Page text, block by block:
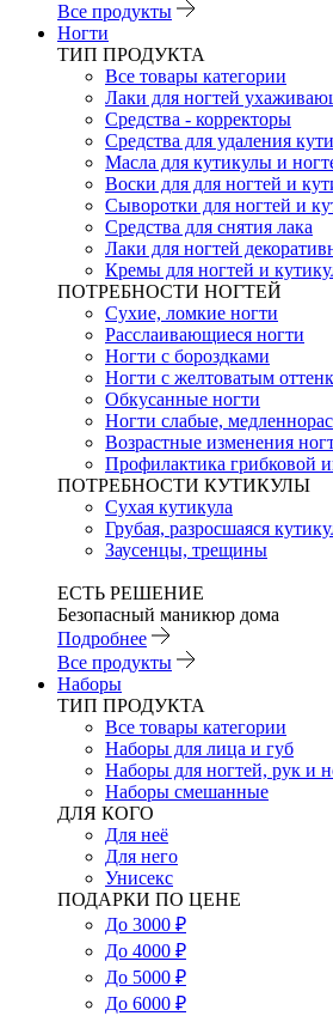
Все продукты
Ногти
ТИП ПРОДУКТА
Все товары категории
Лаки для ногтей
Средства - корректоры
Средства для удаления
Масла для кутикулы и
Воски для для ногтей и
Сыворотки для ногтей и
Средства для снятия лака
Лаки для ногтей
Кремы для ногтей и
ПОТРЕБНОСТИ НОГТЕЙ
Сухие, ломкие ногти
Расслаивающиеся ногти
Ногти с бороздками
Ногти с желтоватым
Обкусанные ногти
Ногти слабые,
Возрастные изменения
Профилактика грибковой
ПОТРЕБНОСТИ КУТИКУЛЫ
Сухая кутикула
Грубая, разросшаяся
Заусенцы, трещины
ЕСТЬ РЕШЕНИЕ
Безопасный маникюр дома
Подробнее
Все продукты
Наборы
ТИП ПРОДУКТА
Все товары категории
Наборы для лица и губ
Наборы для ногтей, рук и
Наборы смешанные
ДЛЯ КОГО
Для неё
Для него
Унисекс
ПОДАРКИ ПО ЦЕНЕ
До 3000 ₽
До 4000 ₽
До 5000 ₽
До 6000 ₽